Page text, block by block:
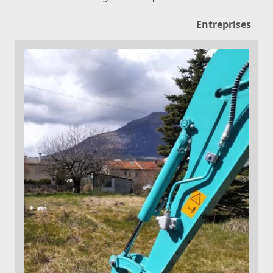
Entreprises